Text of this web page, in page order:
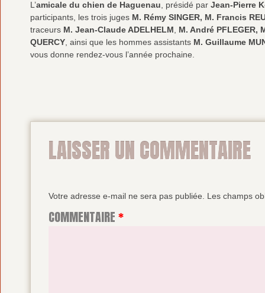
L’amicale du chien de Haguenau , présidé par Jean-Pierre
participants, les trois juges M. Rémy SINGER, M. Francis
traceurs M. Jean-Claude ADELHELM
M. André PFLEGER,
QUERCY , ainsi que les hommes assistants M. Guillaume
vous donne rendez-vous l’année prochaine.
LAISSER UN COMMENTAIRE
Votre adresse e-mail ne sera pas publiée. Les champs
COMMENTAIRE*